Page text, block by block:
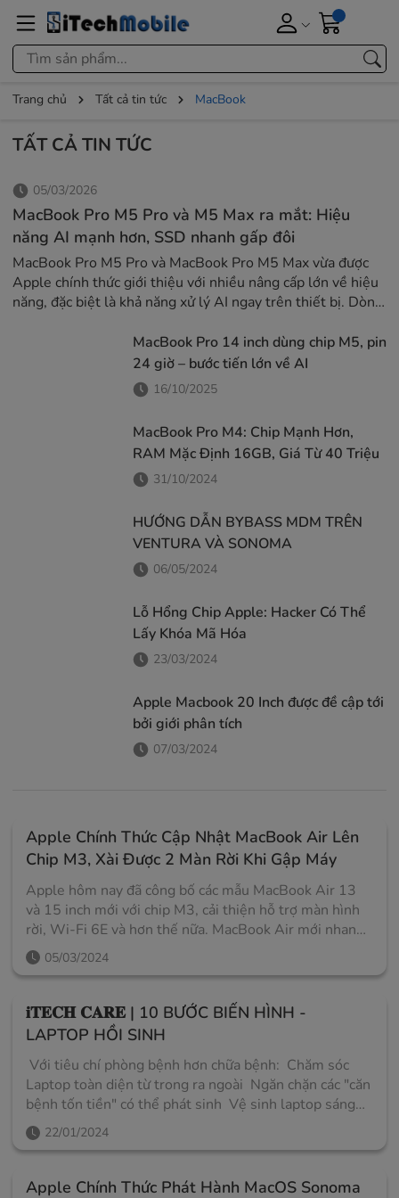
Trang chủ Tất cả tin tức MacBook
TẤT CẢ TIN TỨC
05/03/2026
MacBook Pro M5 Pro và M5 Max ra mắt: Hiệu
năng AI mạnh hơn, SSD nhanh gấp đôi
MacBook Pro M5 Pro và MacBook Pro M5 Max vừa được
Apple chính thức giới thiệu với nhiều nâng cấp lớn về hiệu
năng, đặc biệt là khả năng xử lý AI ngay trên thiết bị. Dòng
16 inch, hướng đến nhóm người dùng chuyên nghiệp như
lập trình viên, nhà sáng tạo nội dung và kỹ sư kỹ thuật.
Chip M5 Pro và M5 Max: Bước nhảy...
MacBook Pro 14 inch dùng chip M5, pin
24 giờ – bước tiến lớn về AI
16/10/2025
MacBook Pro M4: Chip Mạnh Hơn,
RAM Mặc Định 16GB, Giá Từ 40 Triệu
31/10/2024
HƯỚNG DẪN BYBASS MDM TRÊN
VENTURA VÀ SONOMA
06/05/2024
Lỗ Hổng Chip Apple: Hacker Có Thể
Lấy Khóa Mã Hóa
23/03/2024
Apple Macbook 20 Inch được đề cập tới
bởi giới phân tích
07/03/2024
Apple Chính Thức Cập Nhật MacBook Air Lên
Chip M3, Xài Được 2 Màn Rời Khi Gập Máy
Apple hôm nay đã công bố các mẫu MacBook Air 13
và 15 inch mới với chip M3, cải thiện hỗ trợ màn hình
rời, Wi-Fi 6E và hơn thế nữa. MacBook Air mới nhanh
hơn tới 60% so với mẫu M1 và nhanh hơn tới 13 lần
so với MacBook Air chạy Intel nhanh nhất. Nó cũng có
hơn và chất lượng cao hơn từ các dịch vụ phát trực
tuyến. Ngoài chip M3, MacBook Air mới còn trang bị
Wi-Fi 6E, Cách ly giọng nói và Phổ rộng, đồng thời
tăng cường độ rõ ràng của giọng nói trong các cuộc gọi
âm thanh và video. Bây giờ nó cũng hỗ trợ tối đa hai
màn hình bên ngoài khi đóng nắp lại, tăng từ chỉ một
màn hình bên ngoài duy nhất trên các mẫu silicon
Apple trước đó.
05/03/2024
𝐢𝐓𝐄𝐂𝐇 𝐂𝐀𝐑𝐄 | 10 BƯỚC BIẾN HÌNH -
LAPTOP HỒI SINH
Với tiêu chí phòng bệnh hơn chữa bệnh: Chăm sóc
Laptop toàn diện từ trong ra ngoài Ngăn chặn các "căn
bệnh tốn tiền" có thể phát sinh Vệ sinh laptop sáng
đẹp y như ngày đầu mới mua iTECH CARE - Dịch vụ
bảo dưỡng Laptop chuyên nghiệp Gói vệ sinh cơ bản : *
Nano 3M bảo vệ nhựa máy * Cài đặt phần mềm cơ bản
22/01/2024
Apple Chính Thức Phát Hành MacOS Sonoma